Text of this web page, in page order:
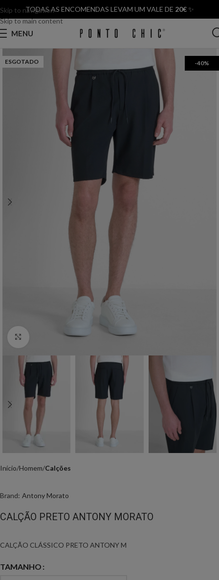
Skip to navigation
Skip to main content
TODAS AS ENCOMENDAS LEVAM UM VALE DE 20€✨
MENU
ESGOTADO -40%
Click to enlarge
Início Homem Calções
Brand: Antony Morato
CALÇÃO PRETO ANTONY MORATO
CALÇÃO CLÁSSICO PRETO ANTONY M
TAMANHO